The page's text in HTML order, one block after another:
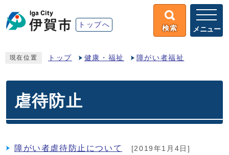
トップへ 検索 メニュー
現在位置 トップ 健康・福祉 障がい者福祉
虐待防止
障がい者虐待防止について [2019年1月4日]